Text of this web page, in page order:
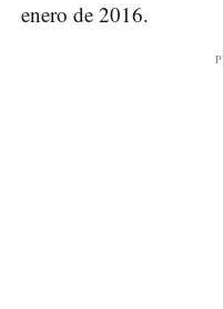
enero de 2016.